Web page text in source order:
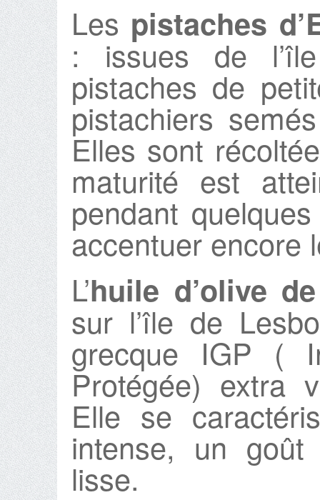
Les pistaches
: issues de
pistaches de
pistachiers
Elles sont
maturité est
pendant
accentuer encore
L’huile d’olive
sur l’île de
grecque IGP (
Protégée) extra
Elle se
intense, un
lisse.